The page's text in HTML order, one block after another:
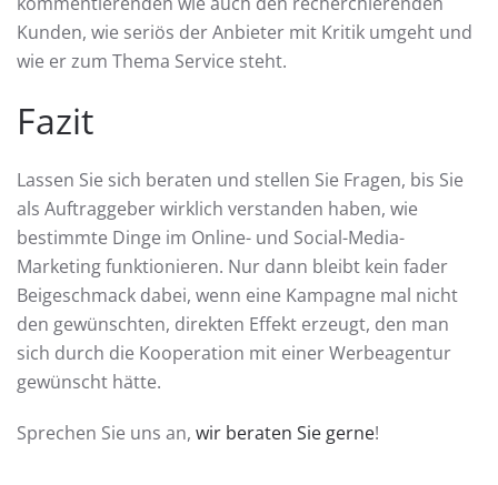
Kunden, wie seriös der Anbieter mit Kritik umgeht und
wie er zum Thema Service steht.
Fazit
Lassen Sie sich beraten und stellen Sie Fragen, bis Sie
als Auftraggeber wirklich verstanden haben, wie
bestimmte Dinge im Online- und Social-Media-
Marketing funktionieren. Nur dann bleibt kein fader
Beigeschmack dabei, wenn eine Kampagne mal nicht
den gewünschten, direkten Effekt erzeugt, den man
sich durch die Kooperation mit einer Werbeagentur
gewünscht hätte.
Sprechen Sie uns an, wir beraten Sie gerne!